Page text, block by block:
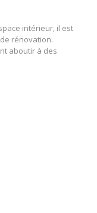
intérieur, il est
rénovation.
aboutir à des